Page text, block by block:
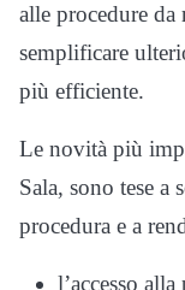
alle procedure
semplificare
più efficiente.
Le novità più
Sala, sono tese a
procedura e a
l’accesso